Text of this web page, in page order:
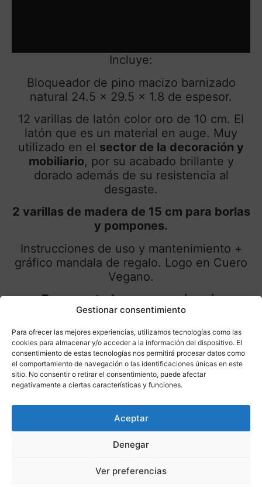
Gestionar consentimiento
Para ofrecer las mejores experiencias, utilizamos tecnologías como las
cookies para almacenar y/o acceder a la información del dispositivo. El
consentimiento de estas tecnologías nos permitirá procesar datos como
el comportamiento de navegación o las identificaciones únicas en este
sitio. No consentir o retirar el consentimiento, puede afectar
negativamente a ciertas características y funciones.
Aceptar
Denegar
Ver preferencias
Incluye:
Bloqueador de pino macizo barnizado
natural 24.5 x 29.5 x 1.8 de espesor.
12 varillas de latón color oro de 10 cm. El
latón que es un material en auge. Muy
utilizado en el sector de la decoración y
mobiliario, por su acabado brillante y
dorado además de su resistencia al
desgaste.
2 varillas de madera de 15 cm para borlas
y pompones.
Instrucciones de uso y mantenimiento +
gráfico mandala de regalo. Logo en Cuero
Vegano.
Empaquetado en su propia caja
Sweetulasi® con un compartimento para
guardar las varillas, además lleva una
tarjeta informativa de su uso y
mantenimiento + un gráfico del Mandala
Tulasi.
Úsalo para mandalas & hexágonos de
diferentes tamaños, incluso varios a la vez
hasta una medida máxima de 18 cm.
Utilidad:
Bloquea tu mandala o hexágono cuando lo
hayas acabado para que queden todos